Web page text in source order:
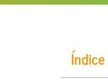
Índice